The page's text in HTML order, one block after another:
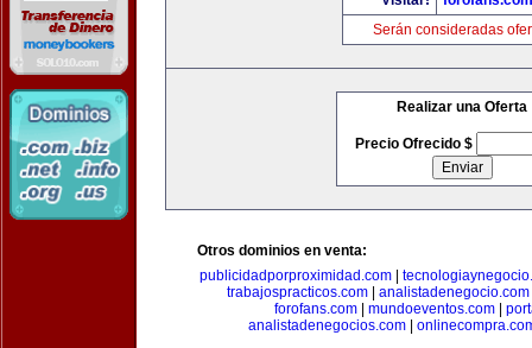
Serán consideradas
Realizar una Oferta
Precio Ofrecido $
Otros dominios en venta:
publicidadporproximidad.com|
trabajospracticos.com| analistadenegocio.com
forofans.com
mundoeventos.com
analistadenegocios.com